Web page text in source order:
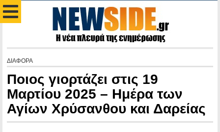
ΔΙΑΦΟΡΑ
Ποιος γιορτάζει στις 19
Μαρτίου 2025 – Ημέρα των
Αγίων Χρύσανθου και Δαρείας